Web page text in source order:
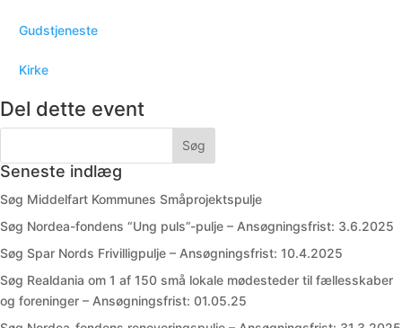
Gudstjeneste
Kirke
Del dette event
Seneste indlæg
Søg Middelfart Kommunes Småprojektspulje
Søg Nordea-fondens “Ung puls”-pulje – Ansøgningsfrist: 3.6.2025
Søg Spar Nords Frivilligpulje – Ansøgningsfrist: 10.4.2025
Søg Realdania om 1 af 150 små lokale mødesteder til fællesskaber
og foreninger – Ansøgningsfrist: 01.05.25